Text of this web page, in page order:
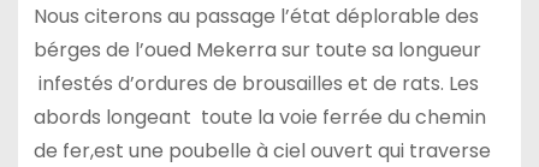
Nous citerons au passage l’état déplorable des
bérges de l’oued Mekerra sur toute sa longueur
infestés d’ordures de brousailles et de rats. Les
abords longeant toute la voie ferrée du chemin
de fer,est une poubelle à ciel ouvert qui traverse